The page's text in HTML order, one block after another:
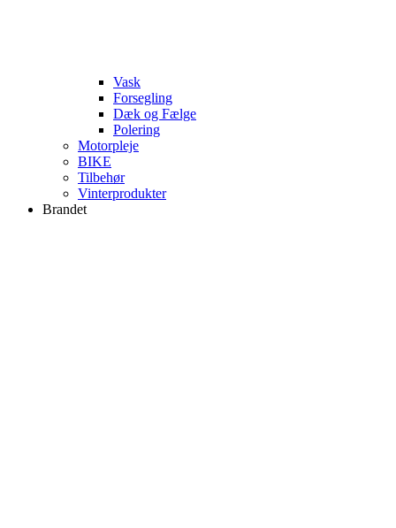
Vask
Forsegling
Dæk og Fælge
Polering
Motorpleje
BIKE
Tilbehør
Vinterprodukter
Brandet